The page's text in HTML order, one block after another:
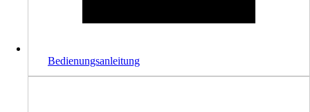
Bedienungsanleitung